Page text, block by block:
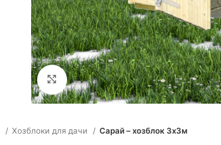
Click to enlarge
Хозблоки для дачи Сарай – хозблок 3х3м